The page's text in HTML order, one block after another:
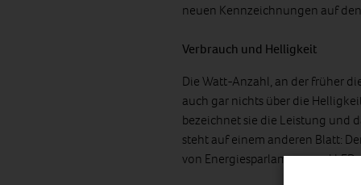
neuen Kennzeichnungen auf
Verbrauch und Helligkeit
Die Watt-Anzahl, an der früher
auch gar nichts über die
bezeichnet sie die Leistung und
steht auf einem anderen Blatt:
von Energiesparlampen und